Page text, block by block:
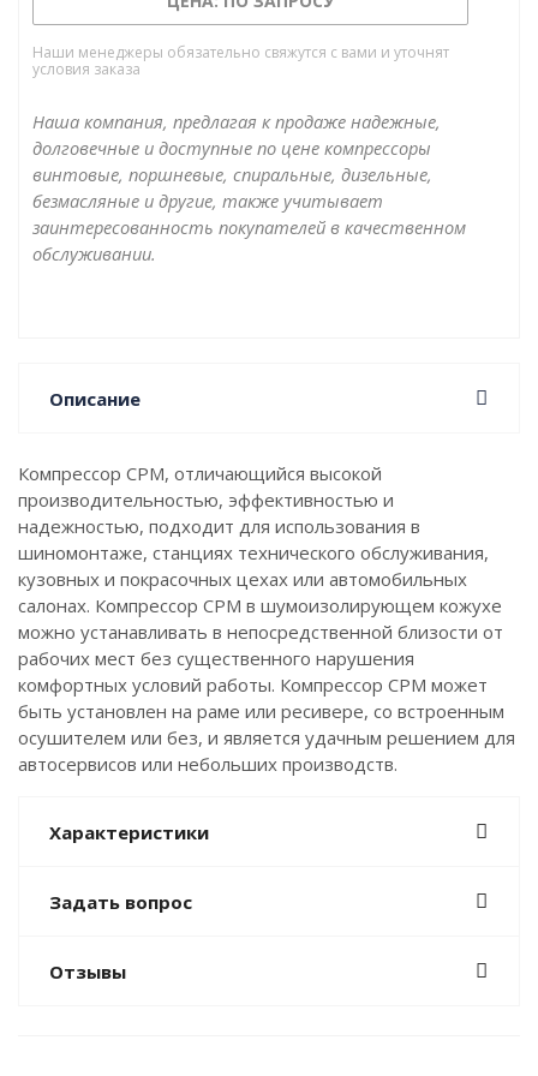
на раме или ресивере, со встроенным осушителем
или без, и является удачным решением для
автосервисов или небольших производств.
Наши менеджеры обязательно свяжутся с вами и уточнят
условия заказа
Наша компания, предлагая к продаже надежные,
долговечные и доступные по цене компрессоры
винтовые, поршневые, спиральные, дизельные,
безмасляные и другие, также учитывает
заинтересованность покупателей в качественном
обслуживании.
Описание
Компрессор CPM, отличающийся высокой
производительностью, эффективностью и
надежностью, подходит для использования в
шиномонтаже, станциях технического обслуживания,
кузовных и покрасочных цехах или автомобильных
салонах. Компрессор CPM в шумоизолирующем кожухе
можно устанавливать в непосредственной близости от
рабочих мест без существенного нарушения
комфортных условий работы. Компрессор CPM может
быть установлен на раме или ресивере, со встроенным
осушителем или без, и является удачным решением для
автосервисов или небольших производств.
Характеристики
Задать вопрос
Отзывы